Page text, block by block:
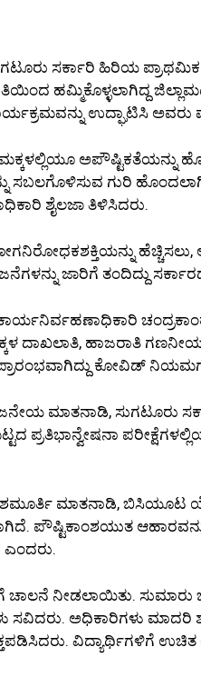
ಸರ್ಕಾರಿ ಹಿರಿಯ
ಹಮ್ಮಿಕೊಳ್ಳಲಾಗಿದ್ದ
ಉದ್ಘಾಟಿಸಿ ಅವರು
ಅಪೌಷ್ಟಿಕತೆಯನ್ನು
ಸಬಲಗೊಳಿಸುವ ಗುರಿ
ಶೈಲಜಾ ತಿಳಿಸಿದರು.
ಜಾರಿಗೆ ತಂದಿದ್ದು
ಕಾರ್ಯನಿರ್ವಹಣಾಧಿಕಾರಿ
ದಾಖಲಾತಿ, ಹಾಜರಾತಿ
ಕೋವಿಡ್
ಮಾತನಾಡಿ, ಸುಗಟೂರು
ಪ್ರತಿಭಾನ್ವೇಷನಾ
ಮಾತನಾಡಿ,
ಪೌಷ್ಟಿಕಾಂಶಯುತ ಆಹಾರವನ್ನು
ಎಂದರು.
ನೀಡಲಾಯಿತು. ಸುಮಾರು
ಸವಿದರು. ಅಧಿಕಾರಿಗಳು
ವಿದ್ಯಾರ್ಥಿಗಳಿಗೆ